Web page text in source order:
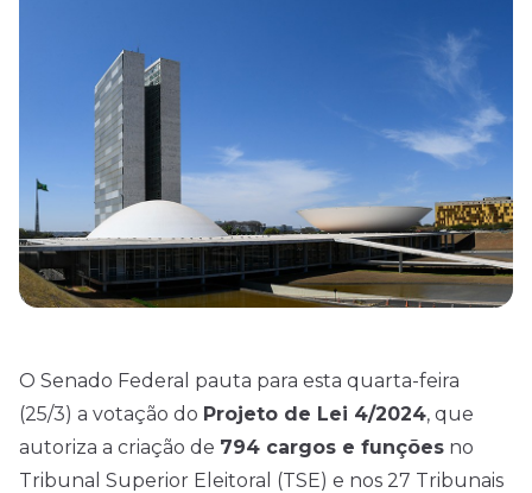
O Senado Federal pauta para esta quarta-feira
(25/3) a votação do Projeto de Lei 4/2024, que
autoriza a criação de 794 cargos e funções no
Tribunal Superior Eleitoral (TSE) e nos 27 Tribunais